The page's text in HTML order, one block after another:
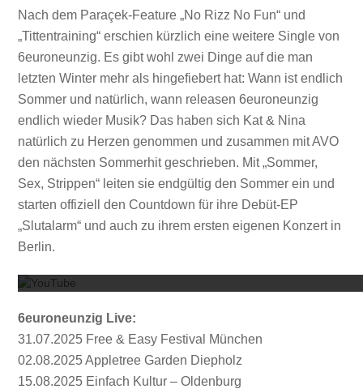
Nach dem Paraçek-Feature „No Rizz No Fun“ und
„Tittentraining“ erschien kürzlich eine weitere Single von
6euroneunzig. Es gibt wohl zwei Dinge auf die man
letzten Winter mehr als hingefiebert hat: Wann ist endlich
Sommer und natürlich, wann releasen 6euroneunzig
endlich wieder Musik? Das haben sich Kat & Nina
natürlich zu Herzen genommen und zusammen mit AVO
den nächsten Sommerhit geschrieben. Mit „Sommer,
Sex, Strippen“ leiten sie endgültig den Sommer ein und
starten offiziell den Countdown für ihre Debüt-EP
„Slutalarm“ und auch zu ihrem ersten eigenen Konzert in
Berlin.
Mit
6euroneunzig Live:
31.07.2025 Free & Easy Festival München
02.08.2025 Appletree Garden Diepholz
15.08.2025 Einfach Kultur – Oldenburg